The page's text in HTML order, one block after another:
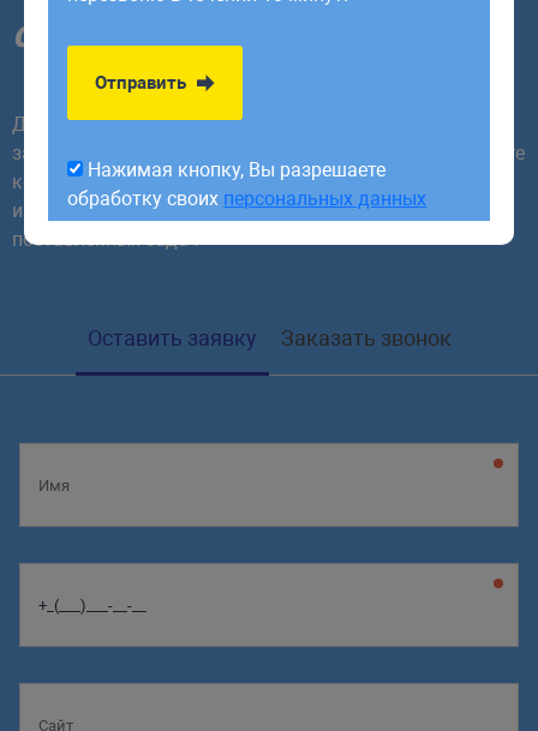
сегодня!
Для начала сотрудничества необходимо заполнить
заявку или заказать обратный звонок. В ответ получите
коммерческое предложение, которое будет содержать
индивидуальную стратегию с учетом требований и
поставленных задач
Оставить заявку Заказать звонок
обработку своихперсональных данных
Отправить
Нажимая кнопку, Вы разрешаете
обработку своих персональных данных